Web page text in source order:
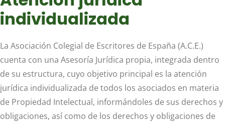
individualizada
La Asociación Colegial de Escritores de España (A.C.E.)
cuenta con una Asesoría Jurídica propia, integrada dentro
de su estructura, cuyo objetivo principal es la atención
jurídica individualizada de todos los asociados en materia
de Propiedad Intelectual, informándoles de sus derechos y
obligaciones, así como de los derechos y obligaciones de